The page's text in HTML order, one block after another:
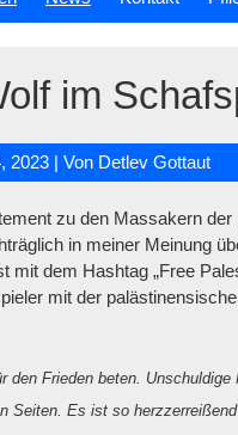
im
2023 | Von Detlev Gottaut
zu den Massakern
in meiner Meinung
mit dem Hashtag „Free
mit der
den Frieden beten.
Seiten. Es ist so